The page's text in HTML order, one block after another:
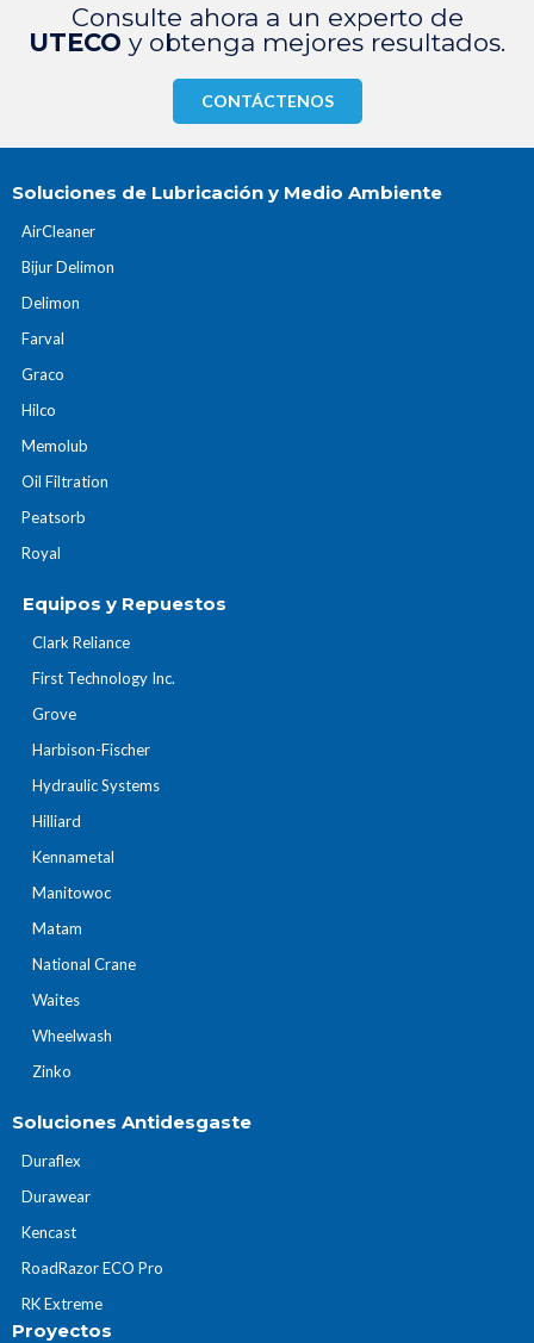
Consulte ahora a un experto de
UTECO y obtenga mejores resultados.
CONTÁCTENOS
Soluciones de Lubricación y Medio Ambiente
AirCleaner
Bijur Delimon
Delimon
Farval
Graco
Hilco
Memolub
Oil Filtration
Peatsorb
Royal
Equipos y Repuestos
Clark Reliance
First Technology Inc.
Grove
Harbison-Fischer
Hydraulic Systems
Hilliard
Kennametal
Manitowoc
Matam
National Crane
Waites
Wheelwash
Zinko
Soluciones Antidesgaste
Duraflex
Durawear
Kencast
RoadRazor ECO Pro
RK Extreme
Proyectos